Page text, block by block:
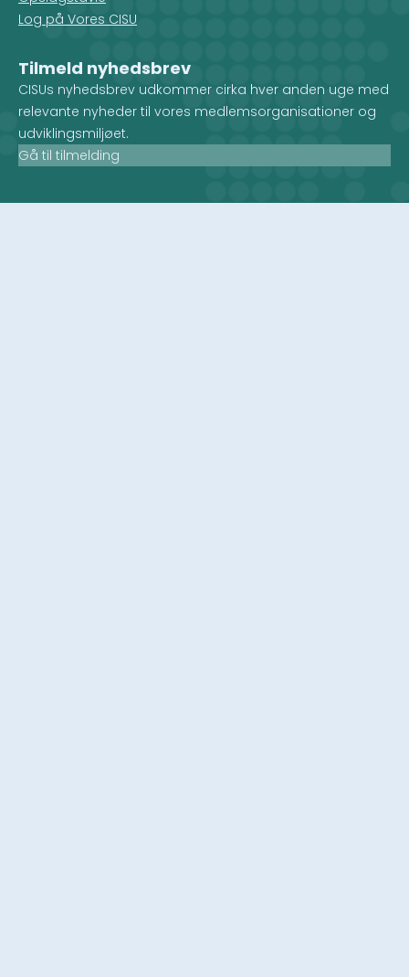
Log på Vores CISU
Tilmeld nyhedsbrev
CISUs nyhedsbrev udkommer cirka hver anden uge med
relevante nyheder til vores medlemsorganisationer og
udviklingsmiljøet.
Gå til tilmelding